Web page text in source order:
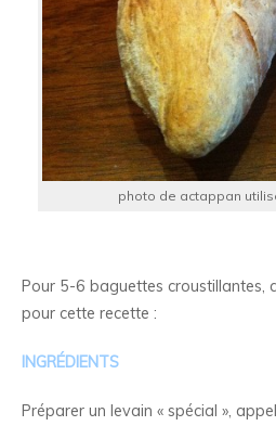
photo de actappan
Pour 5-6 baguettes croustillantes,
pour cette recette :
INGRÉDIENTS
Préparer un levain « spécial »,